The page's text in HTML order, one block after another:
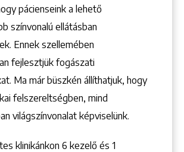
+36 1 222 7250
1148 Budapest, Örs vezér tere 2.
pácienseink a lehető
színvonalú ellátásban
Ennek szellemében
fejlesztjük fogászati
Ma már büszkén állíthatjuk, hogy
felszereltségben, mind
világszínvonalat képviselünk.
klinikánkon 6 kezelő ­és 1